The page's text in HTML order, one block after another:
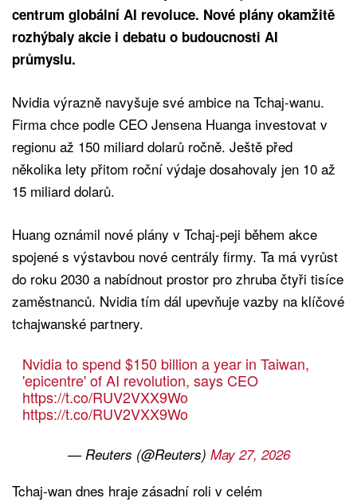
centrum globální AI revoluce. Nové plány okamžitě
rozhýbaly akcie i debatu o budoucnosti AI
průmyslu.
Nvidia výrazně navyšuje své ambice na Tchaj-wanu.
Firma chce podle CEO Jensena Huanga investovat v
regionu až 150 miliard dolarů ročně. Ještě před
několika lety přitom roční výdaje dosahovaly jen 10 až
15 miliard dolarů.
Huang oznámil nové plány v Tchaj-peji během akce
spojené s výstavbou nové centrály firmy. Ta má vyrůst
do roku 2030 a nabídnout prostor pro zhruba čtyři tisíce
zaměstnanců. Nvidia tím dál upevňuje vazby na klíčové
tchajwanské partnery.
Nvidia to spend $150 billion a year in Taiwan,
'epicentre' of AI revolution, says CEO
https://t.co/RUV2VXX9Wo
https://t.co/RUV2VXX9Wo
— Reuters (@Reuters) May 27, 2026
Tchaj-wan dnes hraje zásadní roli v celém